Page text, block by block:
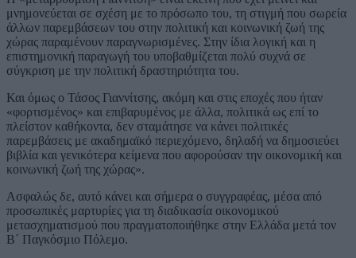
μνημονεύεται σε σχέση με το πρόσωπο του, τη στιγμή που σωρεία
άλλων παρεμβάσεων του στην πολιτική και κοινωνική ζωή της
χώρας παραμένουν παραγνωρισμένες. Στην ίδια λογική και η
επιστημονική παραγωγή του υποβαθμίζεται πολύ συχνά σε
σύγκριση με την πολιτική δραστηριότητα του.
Και όμως ο Τάσος Γιαννίτσης, ακόμη και στις εποχές που ήταν
«φορτισμένος» και επιβαρυμένος με άλλα, πολιτικά ως επί το
πλείστον καθήκοντα, δεν σταμάτησε να κάνει πολιτικές
παρεμβάσεις με ακαδημαϊκό περιεχόμενο, δηλαδή να δημοσιεύει
βιβλία και γενικότερα κείμενα που αφορούσαν την οικονομική και
κοινωνική ζωή της χώρας».
Ασφαλώς δε, αυτό κάνει και σήμερα ο συγγραφέας, μέσα από
προσωπικές μαρτυρίες για τη διαδικασία οικονομικού
μετασχηματισμού που πραγματοποιήθηκε στην Ελλάδα μετά τον
Β΄ Παγκόσμιο Πόλεμο.